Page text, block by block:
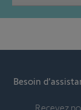
Besoin
Recevez